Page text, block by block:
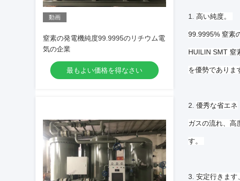
動画
窒素の発電機純度99.9995のリチウム電
気の企業
最もよい価格を得なさい
1. 高い純度。
99.9995% 窒素
HUILIN SMT 窒
を優勢でありま
2. 優秀な省エネ
ガスの流れ、高
す。
3. 安定行きます